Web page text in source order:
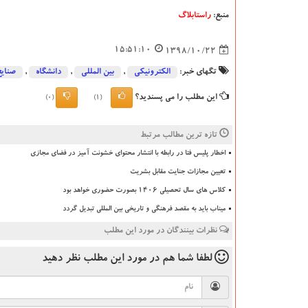
منبع: راستابلاگ
1398/10/22
15:51:10
تگهای خبر: الكترونیكی , بین المللی , دانشگاه‌ ,
این مطلب را می پسندید؟ (1)
(0)
تازه ترین مطالب مرتبط
اخطار پلیس فتا در رابطه با انتشار محتوای خشونت آمیز در فضای مجازی
تعیین مجازات جنایت مقابل بشریت
کلاس های سال تحصیلی ۱۴۰۶ بصورت حضوری خواهد بود
میناب باید به مقصد فرهنگی و تاریخی بین المللی تبدیل گردد
نظرات بینندگان در مورد این مطلب
لطفا شما هم در مورد این مطلب نظر دهید